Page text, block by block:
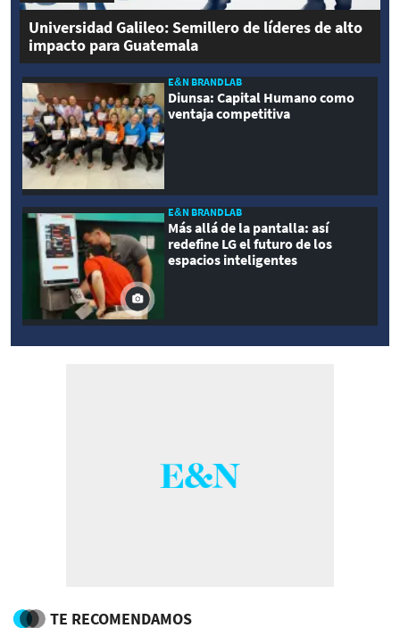
Universidad Galileo: Semillero de líderes de alto
impacto para Guatemala
E&N BRANDLAB
Diunsa: Capital Humano como
ventaja competitiva
E&N BRANDLAB
Más allá de la pantalla: así
redefine LG el futuro de los
espacios inteligentes
TE RECOMENDAMOS